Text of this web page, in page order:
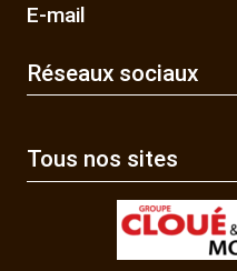
E-mail
Réseaux sociaux
Tous nos sites